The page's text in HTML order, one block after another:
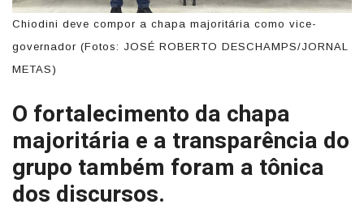
Chiodini deve compor a chapa majoritária como vice-
governador (Fotos: JOSÉ ROBERTO DESCHAMPS/JORNAL
METAS)
O fortalecimento da chapa
majoritária e a transparência do
grupo também foram a tônica
dos discursos.